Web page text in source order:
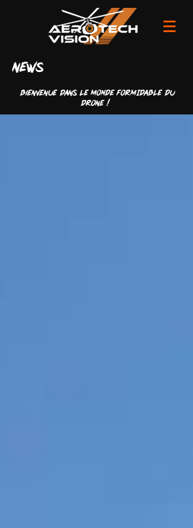
news
Bienvenue dans LE MONDE FORMIDABLE du
drone !